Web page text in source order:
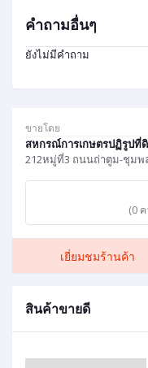
ขายโดย
สหกรณ์การเกษตรปฏิรูปที่
212หมู่ที่3 ถนนถ่าตูม-ชุมพ
(0
เยี่ยมชมร้านค้า
สินค้าขายดี
คำถามอื่นๆ
ยังไม่มีคำถาม